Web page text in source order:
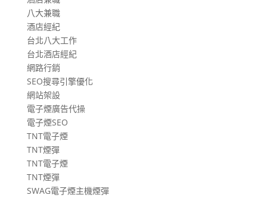
八大兼職
酒店經紀
台北八大工作
台北酒店經紀
網路行銷
SEO搜尋引擎優化
網站架設
電子煙廣告代操
電子煙SEO
TNT電子煙
TNT煙彈
TNT電子煙
TNT煙彈
SWAG電子煙主機煙彈